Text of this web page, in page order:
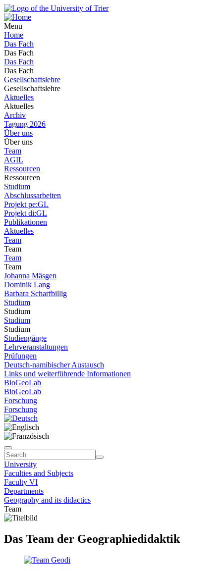
Menu
Home
Das Fach
Das Fach
Das Fach
Das Fach
Gesellschaftslehre
Gesellschaftslehre
Aktuelles
Aktuelles
Archiv
Tagung 2026
Über uns
Über uns
Team
AGIL
Ressourcen
Ressourcen
Studium
Abschlussarbeiten
Projekt pe:GL
Projekt di:GL
Publikationen
Aktuelles
Team
Team
Team
Team
Johanna Mäsgen
Dominik Lang
Barbara Scharfbillig
Studium
Studium
Studium
Studium
Studiengänge
Lehrveranstaltungen
Prüfungen
Deutsch-namibischer Austausch
Links und weiterführende Informationen
BioGeoLab
BioGeoLab
Forschung
Forschung
University
Faculties and Subjects
Faculty VI
Departments
Geography and its didactics
Team
Das Team der Geographiedidaktik